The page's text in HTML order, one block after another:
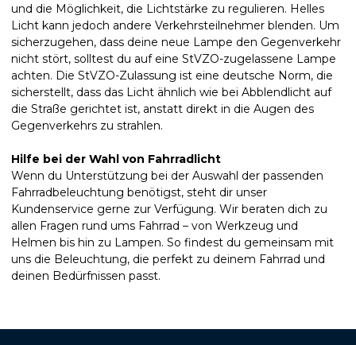
und die Möglichkeit, die Lichtstärke zu regulieren. Helles
Licht kann jedoch andere Verkehrsteilnehmer blenden. Um
sicherzugehen, dass deine neue Lampe den Gegenverkehr
nicht stört, solltest du auf eine StVZO-zugelassene Lampe
achten. Die StVZO-Zulassung ist eine deutsche Norm, die
sicherstellt, dass das Licht ähnlich wie bei Abblendlicht auf
die Straße gerichtet ist, anstatt direkt in die Augen des
Gegenverkehrs zu strahlen.
Hilfe bei der Wahl von Fahrradlicht
Wenn du Unterstützung bei der Auswahl der passenden
Fahrradbeleuchtung benötigst, steht dir unser
Kundenservice gerne zur Verfügung. Wir beraten dich zu
allen Fragen rund ums Fahrrad – von Werkzeug und
Helmen bis hin zu Lampen. So findest du gemeinsam mit
uns die Beleuchtung, die perfekt zu deinem Fahrrad und
deinen Bedürfnissen passt.